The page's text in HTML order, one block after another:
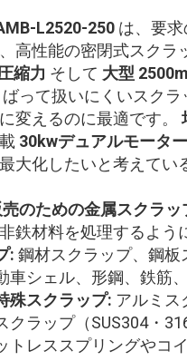
L2520-250は、要求
高性能の密閉式スクラ
縮力 そして 大型
って扱いにくいスク
変えるのに最適です。
30kwデュアルモータ
大化したいと考えてい
売のための金属スクラッ
鉄材料を処理するよう
: 鋼材スクラップ、鋼
車シェル、形鋼、鉄筋
殊スクラップ: アルミス
クラップ（SUS304・
トレススプリングやコ